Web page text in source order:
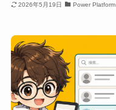
2026年5月19日 Power Platform